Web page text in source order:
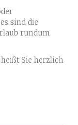
sind die
rundum
Sie herzlich